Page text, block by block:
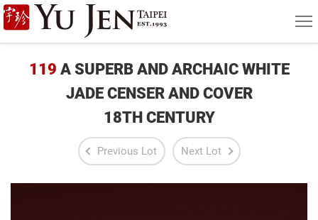
Yu
Jen
Taipei
Antique
Auction
119 A SUPERB AND ARCHAIC WHITE
JADE CENSER AND COVER
18TH CENTURY
Previous Lot Next Lot